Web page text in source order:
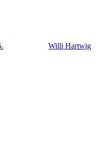
Willi Hartwig